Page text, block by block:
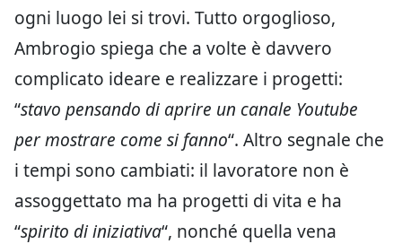
ogni luogo lei si trovi. Tutto orgoglioso,
Ambrogio spiega che a volte è davvero
complicato ideare e realizzare i progetti:
“stavo pensando di aprire un canale Youtube
per mostrare come si fanno“. Altro segnale che
i tempi sono cambiati: il lavoratore non è
assoggettato ma ha progetti di vita e ha
“spirito di iniziativa“, nonché quella vena